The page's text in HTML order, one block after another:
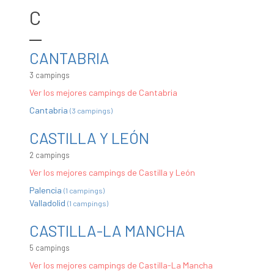
C
CANTABRIA
3 campings
Ver los mejores campings de Cantabria
Cantabria (3 campings)
CASTILLA Y LEÓN
2 campings
Ver los mejores campings de Castilla y León
Palencia (1 campings)
Valladolid (1 campings)
CASTILLA-LA MANCHA
5 campings
Ver los mejores campings de Castilla-La Mancha